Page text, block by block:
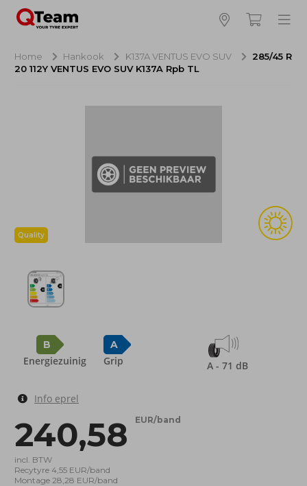
Hoeveel banden wilt u bestellen?
Bestellen
Home Hankook K137A VENTUS EVO SUV
285/45 R
20 112Y VENTUS EVO SUV K137A Rpb TL
Quality
B
Energiezuinig
A
Grip A - 71 dB
Info eprel
240,58 EUR/band
incl. BTW
Recytyre 4,55 EUR/band
Montage 28,28 EUR/band